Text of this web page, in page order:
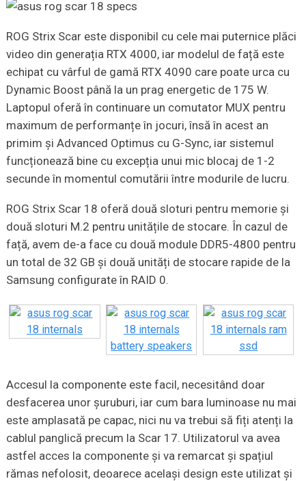
ROG Strix Scar este disponibil cu cele mai puternice plăci
video din generația RTX 4000, iar modelul de față este
echipat cu vârful de gamă RTX 4090 care poate urca cu
Dynamic Boost până la un prag energetic de 175 W.
Laptopul oferă în continuare un comutator MUX pentru
maximum de performanțe în jocuri, însă în acest an
primim și Advanced Optimus cu G-Sync, iar sistemul
funcționează bine cu excepția unui mic blocaj de 1-2
secunde în momentul comutării între modurile de lucru.
ROG Strix Scar 18 oferă două sloturi pentru memorie și
două sloturi M.2 pentru unitățile de stocare. În cazul de
față, avem de-a face cu două module DDR5-4800 pentru
un total de 32 GB și două unități de stocare rapide de la
Samsung configurate în RAID 0.
Accesul la componente este facil, necesitând doar
desfacerea unor șuruburi, iar cum bara luminoase nu mai
este amplasată pe capac, nici nu va trebui să fiți atenți la
cablul panglică precum la Scar 17. Utilizatorul va avea
astfel acces la componente și va remarcat și spațiul
rămas nefolosit, deoarece același design este utilizat și